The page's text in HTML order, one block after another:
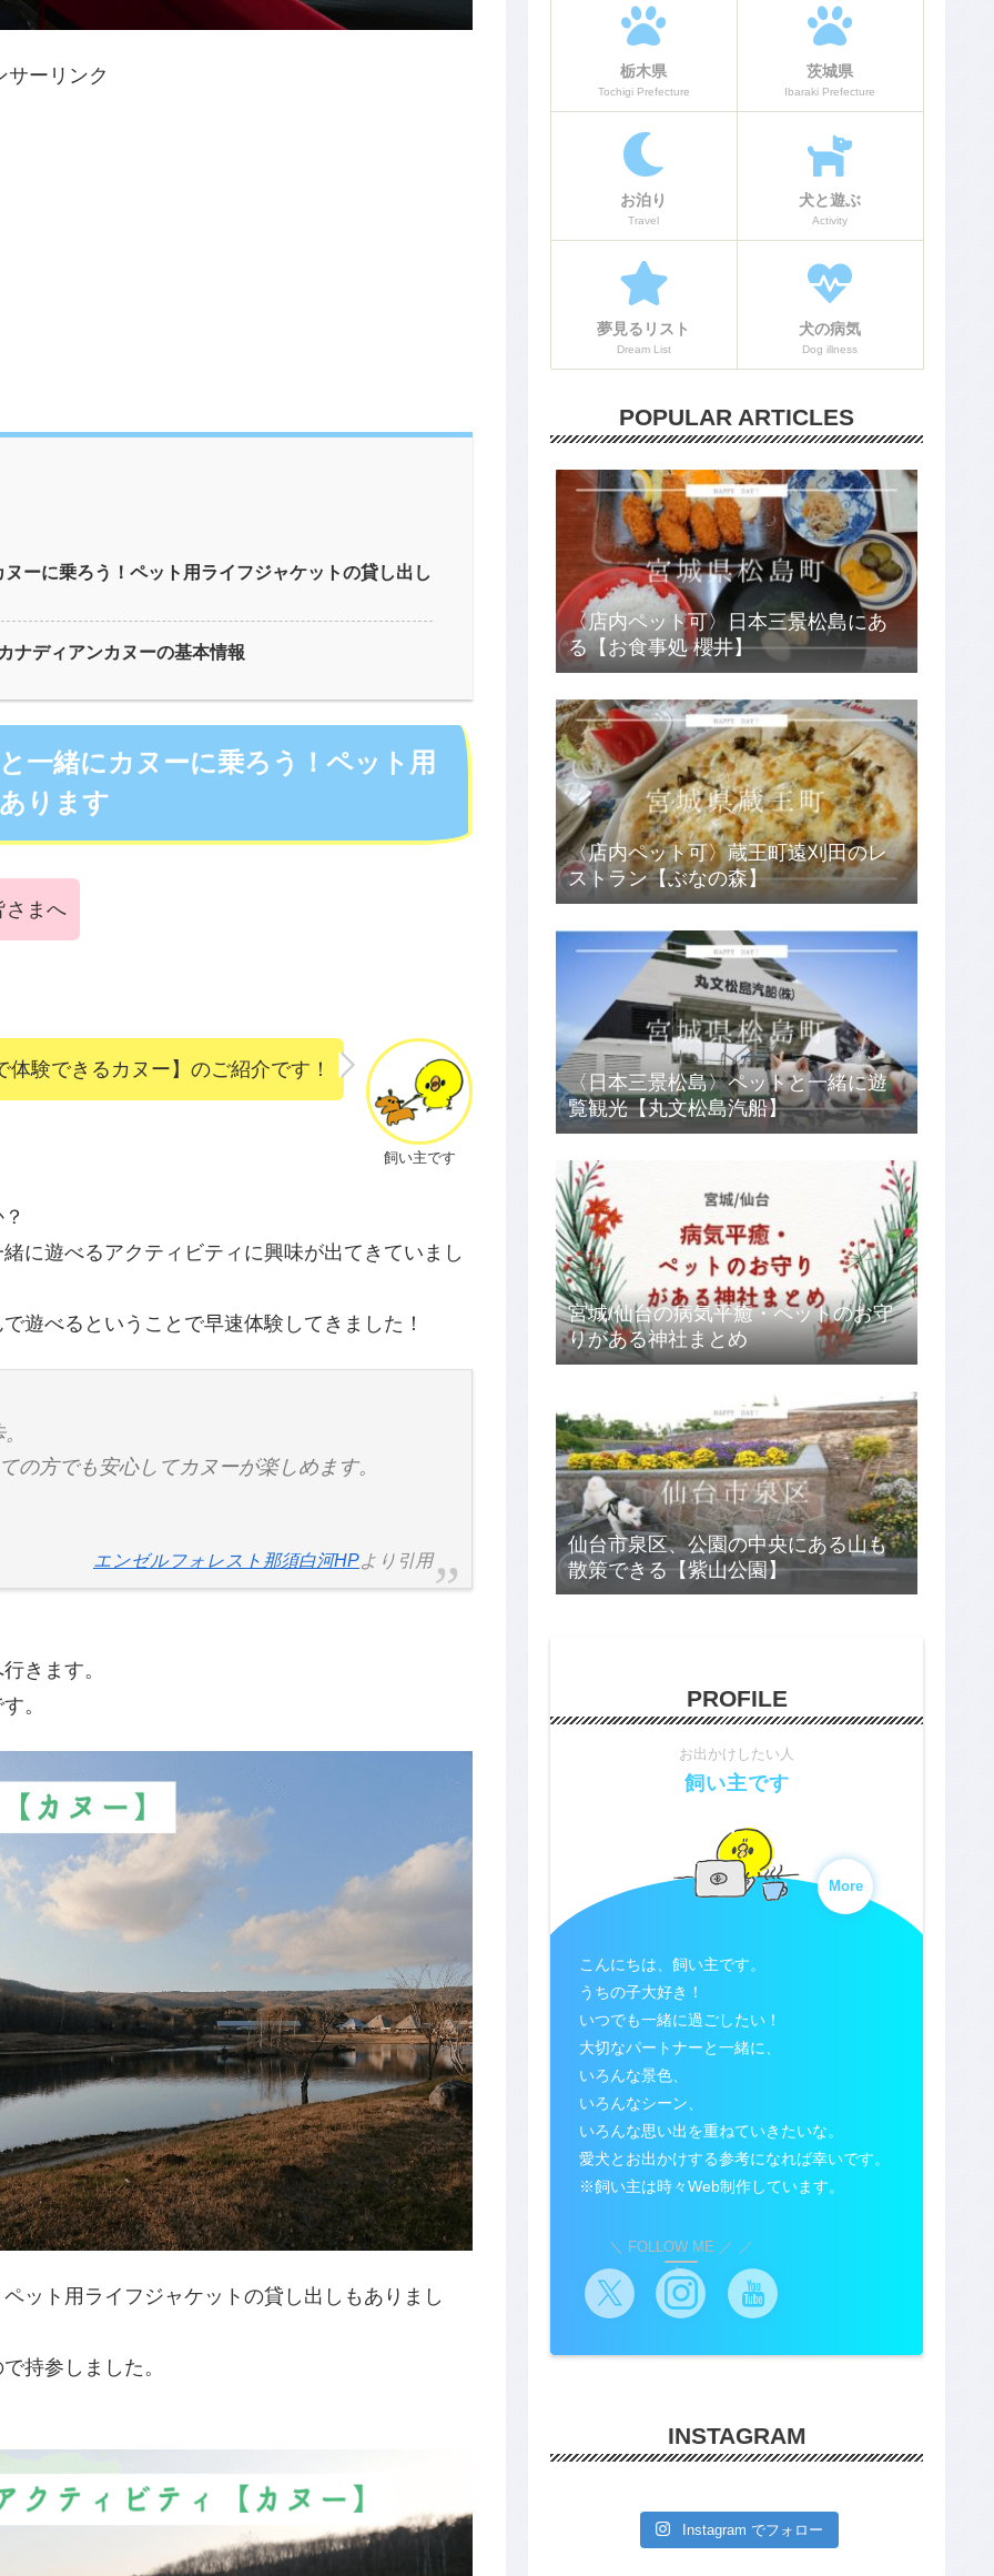
サーリンク
ーに乗ろう！ペット用ライフジャケットの貸し出し
ナディアンカヌーの基本情報
一緒にカヌーに乗ろう！ペット用
ります
さまへ
飼い主です
験できるカヌー】のご紹介です！
に遊べるアクティビティに興味が出てきていまし
遊べるということで早速体験してきました！
の方でも安心してカヌーが楽しめます。
エンゼルフォレスト那須白河HPより引用
きます。
。
ット用ライフジャケットの貸し出しもありまし
持参しました。
栃木県
Tochigi Prefecture
茨城県
Ibaraki Prefecture
お泊り
Travel
犬と遊ぶ
Activity
夢見るリスト
Dream List
犬の病気
Dog illness
POPULAR ARTICLES
〈店内ペット可〉日本三景松島にあ
る【お食事処 櫻井】
〈店内ペット可〉蔵王町遠刈田のレ
ストラン【ぶなの森】
〈日本三景松島〉ペットと一緒に遊
覧観光【丸文松島汽船】
宮城/仙台の病気平癒・ペットのお守
りがある神社まとめ
仙台市泉区、公園の中央にある山も
散策できる【紫山公園】
PROFILE
お出かけしたい人
飼い主です
More
こんにちは、飼い主です。
うちの子大好き！
いつでも一緒に過ごしたい！
大切なパートナーと一緒に、
いろんな景色、
いろんなシーン、
いろんな思い出を重ねていきたいな。
愛犬とお出かけする参考になれば幸いです。
※飼い主は時々Web制作しています。
＼ FOLLOW ME ／
INSTAGRAM
Instagram でフォロー